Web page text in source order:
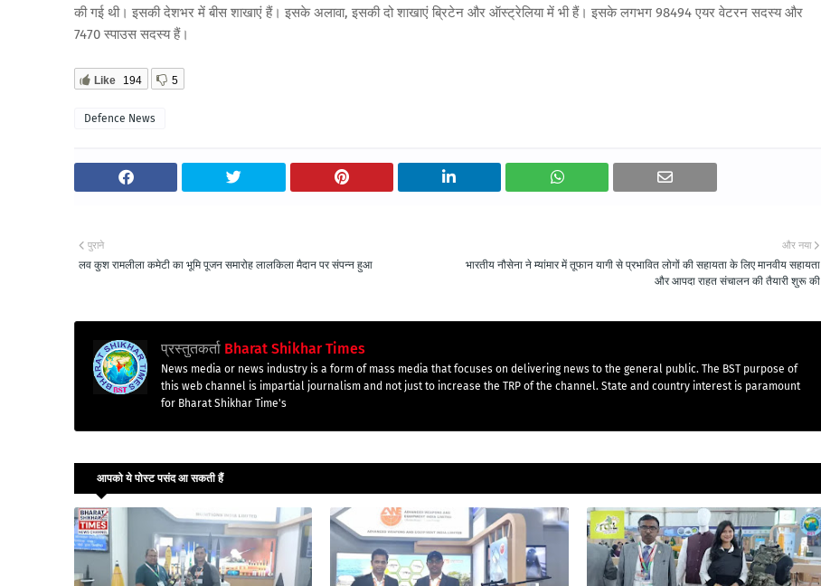
की गई थी। इसकी देशभर में बीस शाखाएं हैं। इसके अलावा, इसकी दो शाखाएं ब्रिटेन और ऑस्ट्रेलिया में भी हैं। इसके लगभग 98494 एयर वेटरन सदस्य और
7470 स्पाउस सदस्य हैं।
Like 194 5
Defence News
और नया
भारतीय नौसेना ने म्यांमार में तूफान यागी से प्रभावित लोगों की सहायता के लिए मानवीय सहायता
और आपदा राहत संचालन की तैयारी शुरू की
पुराने
लव कुश रामलीला कमेटी का भूमि पूजन समारोह लालकिला मैदान पर संपन्न हुआ
प्रस्तुतकर्ता Bharat Shikhar Times
News media or news industry is a form of mass media that focuses on delivering news to the general public. The BST purpose of
this web channel is impartial journalism and not just to increase the TRP of the channel. State and country interest is paramount
for Bharat Shikhar Time's
आपको ये पोस्ट पसंद आ सकती हैं